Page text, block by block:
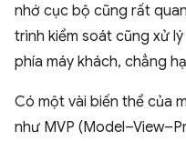
nhớ cục bộ cũng rất
trình kiểm soát cũng xử
phía máy khách, chẳng
Có một vài biến thể của
như MVP